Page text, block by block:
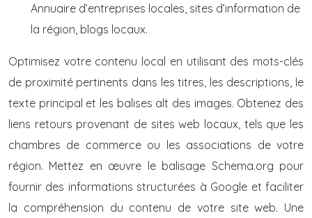
Annuaire d’entreprises locales, sites d’information de
la région, blogs locaux.
Optimisez votre contenu local en utilisant des mots-clés
de proximité pertinents dans les titres, les descriptions, le
texte principal et les balises alt des images. Obtenez des
liens retours provenant de sites web locaux, tels que les
chambres de commerce ou les associations de votre
région. Mettez en œuvre le balisage Schema.org pour
fournir des informations structurées à Google et faciliter
la compréhension du contenu de votre site web. Une